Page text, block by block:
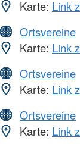
Karte: Link
Ortsvereine
Karte: Link
Ortsvereine
Karte: Link
Ortsvereine
Karte: Link